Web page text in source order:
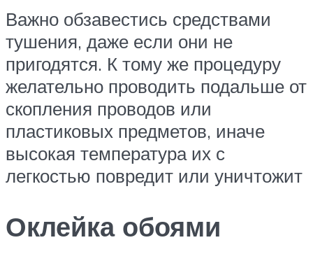
Важно обзавестись средствами
тушения, даже если они не
пригодятся. К тому же процедуру
желательно проводить подальше от
скопления проводов или
пластиковых предметов, иначе
высокая температура их с
легкостью повредит или уничтожит
Оклейка обоями